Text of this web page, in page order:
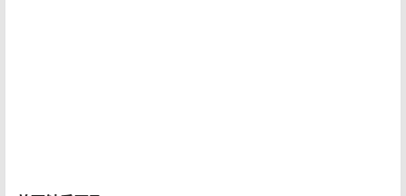
好奇。